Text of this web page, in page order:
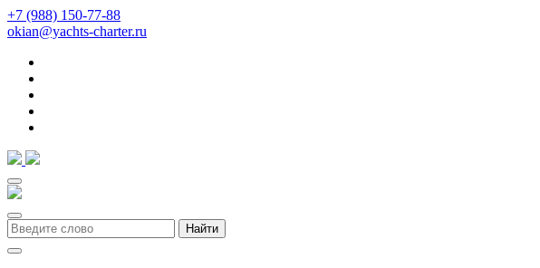
+7 (988) 150-77-88
okian@yachts-charter.ru
Найти